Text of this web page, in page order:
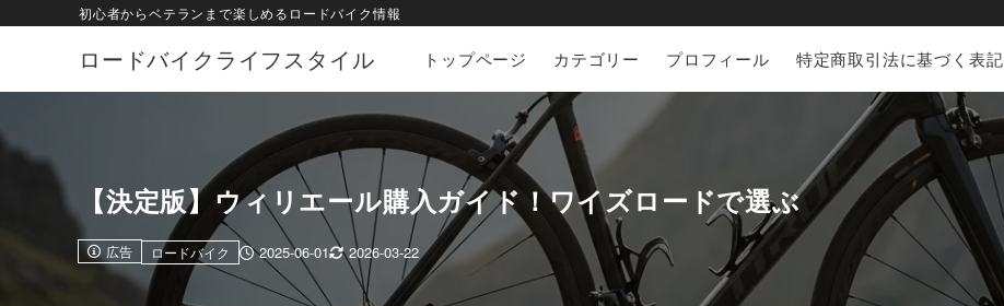
ロードバイクライフスタイル
初心者からベテランまで楽しめるロードバイク情報
トップページ カテゴリー プロフィール 特定商取引法に基づく表記
【決定版】ウィリエール購入ガイド！ワイズロードで選ぶ
広告 2025-06-01 2026-03-22
ロードバイク